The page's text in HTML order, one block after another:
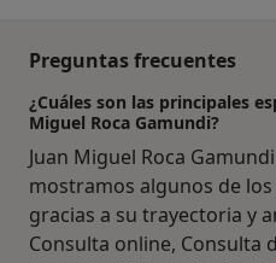
Preguntas frecuentes
¿Cuáles son las principales
Miguel Roca Gamundi?
Juan Miguel Roca
mostramos algunos de
gracias a su trayectoria y
Consulta online, Consulta